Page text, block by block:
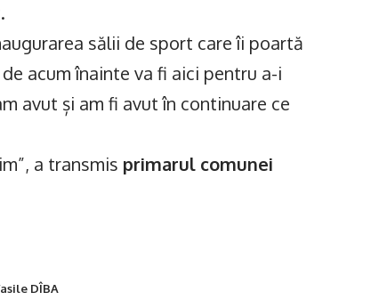
sălii de sport care îi poartă
acum înainte va fi aici pentru a-i
avut și am fi avut în continuare ce
a transmis primarul comunei
DÎBA